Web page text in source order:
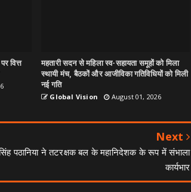
वित्त
महतारी सदन से महिला स्व-सहायता समूहों को मिला
स्थायी मंच, बैठकों और आजीविका गतिविधियों को मिली
नई गति
Global Vision August 01, 2026
Next
पठानिया ने तटरक्षक बल के महानिदेशक के रूप में संभाला
कार्यभार